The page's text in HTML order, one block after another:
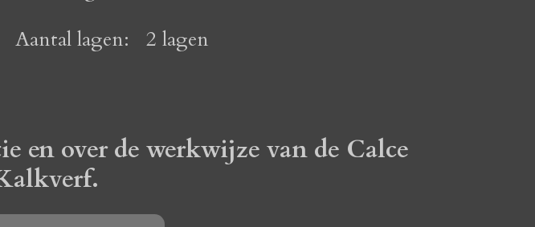
Aantal lagen:
2 lagen
en over de werkwijze van de Calce